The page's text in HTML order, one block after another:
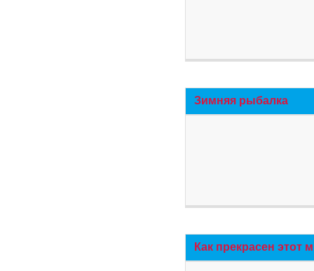
Зимняя рыбалка
Как прекрасен этот